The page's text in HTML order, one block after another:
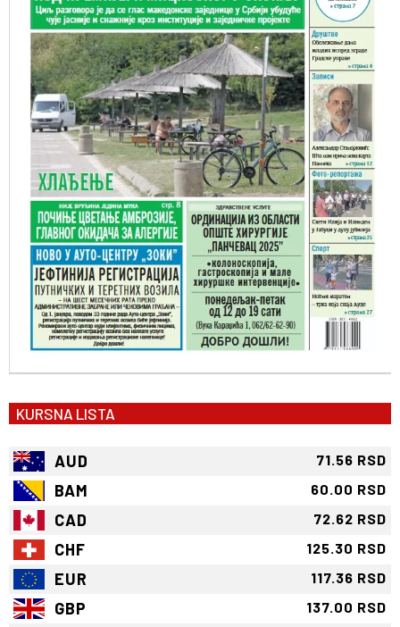
KURSNA LISTA
AUD 71.56 RSD
BAM 60.00 RSD
CAD 72.62 RSD
CHF 125.30 RSD
EUR 117.36 RSD
GBP 137.00 RSD